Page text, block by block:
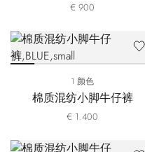
€ 900
1 颜色
棉质混纺小脚牛仔裤
€ 1.400